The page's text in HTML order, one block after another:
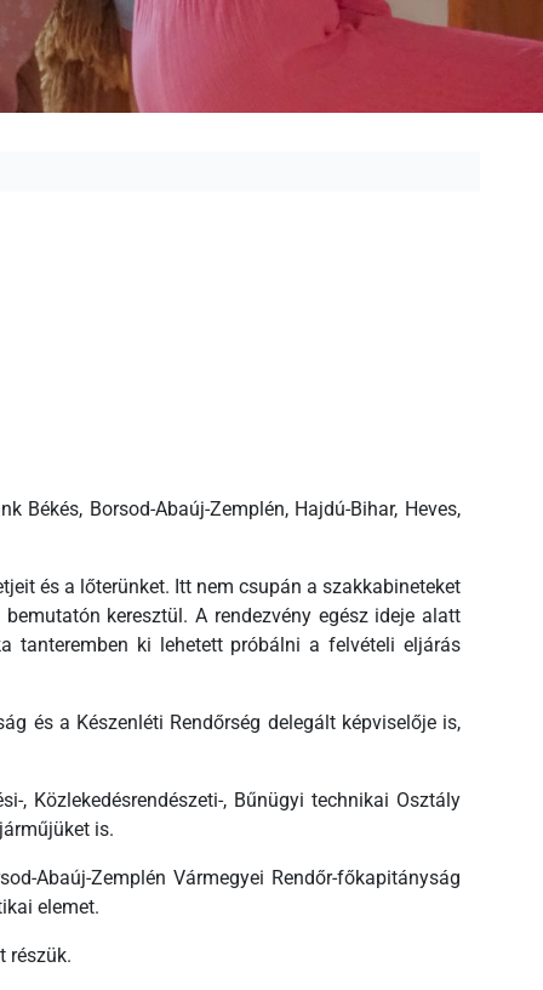
Borsod-Abaúj-Zemplén, Hajdú-Bihar, Heves,
és a lőterünket. Itt nem csupán a szakkabineteket
keresztül. A rendezvény egész ideje alatt
tanteremben ki lehetett próbálni a felvételi eljárás
és a Készenléti Rendőrség delegált képviselője is,
, Közlekedésrendészeti-, Bűnügyi technikai Osztály
is.
Abaúj-Zemplén Vármegyei Rendőr-főkapitányság
elemet.
részük.